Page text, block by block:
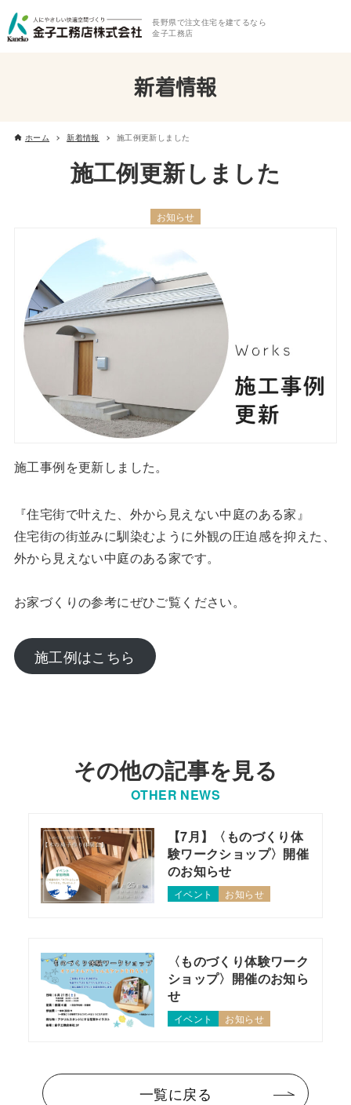
長野県で注文住宅を建てるなら
金子工務店
新着情報
ホーム 新着情報 施工例更新しました
施工例更新しました
お知らせ
施工事例を更新しました。
『住宅街で叶えた、外から見えない中庭のある家』
住宅街の街並みに馴染むように外観の圧迫感を抑えた、
外から見えない中庭のある家です。
お家づくりの参考にぜひご覧ください。
施工例はこちら
その他の記事を見る
OTHER NEWS
【7月】〈ものづくり体
験ワークショップ〉開催
のお知らせ
イベント お知らせ
〈ものづくり体験ワーク
ショップ〉開催のお知ら
せ
イベント お知らせ
一覧に戻る